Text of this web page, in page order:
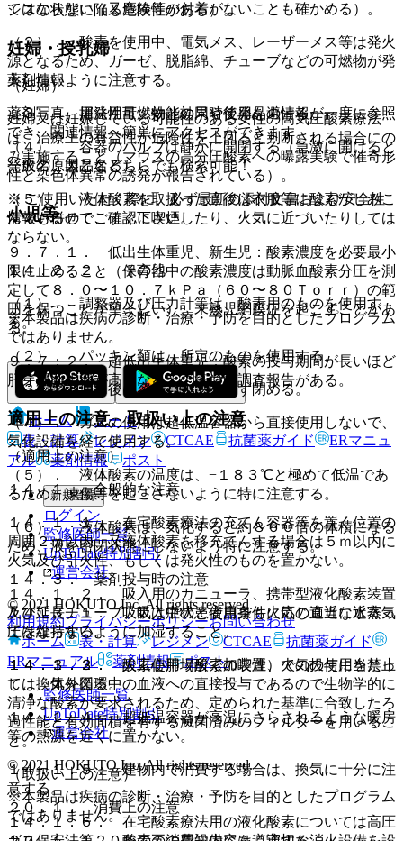
てはならない（又塵埃等の付着がないことも確かめる）。
（２）． 酸素を使用中、電気メス、レーザーメス等は発火
源となるため、ガーゼ、脱脂綿、チューブなどの可燃物が発
火しないように注意する。
（３）． 揮発性可燃物との同時使用を避ける。
（４）． 容器のバルブは静かに開閉する（急激に開けると
発火の原因となる）。
（５）． 液体酸素を取扱った直後は衣服等に酸素がしみこ
んでいるので、すぐに喫煙したり、火気に近づいたりしては
ならない。
１４．２．２． その他
（１）． 調整器及び圧力計等は、酸素用のものを使用す
る。
（２）． パッキン類は、所定のものを使用する。
（３）． 使用後は容器バルブを必ず閉める。
（４）． ガスの使用は超低温容器から直接使用しないで、
気化設備を経て使用する。
（５）． 液体酸素の温度は、−１８３℃と極めて低温であ
るため、凍傷等を起こさないように特に注意する。
（６）． 液体酸素は、気化すると約８６０倍の体積になる
ため、液を密閉状態にしないよう特に注意する。
１４．３． 薬剤投与時の注意
１４．３．１． 吸気は症状と使用条件に応じ適当な水蒸気
圧を維持するように加湿すること。
１４．３．２． 人工心肺（酸素加装置）での投与に当たっ
ては、体外循環中の血液への直接投与であるので生物学的に
清浄な酸素が要求されるため、定められた基準に合致したろ
過性能と有効面積を有する滅菌済みのフィルターを用いるこ
と。
（取扱い上の注意）
２０．１． 消費上の注意
シスの状態に陥る危険性がある）。
妊婦・授乳婦
（妊婦）
妊婦又は妊娠している可能性のある女性の高気圧酸素療法
は、治療上の有益性が危険性を上回ると判断される場合にの
み実施すること（マウスの高分圧酸素への曝露実験で催奇形
性と染色体異常の誘発が報告されている）。
小児等
９．７．１． 低出生体重児、新生児：酸素濃度を必要最小
限に止めること（保育器中の酸素濃度は動脈血酸素分圧を測
定して８．０〜１０．７ｋＰａ（６０〜８０Ｔｏｒｒ）の範
囲を保つことが望ましい）、未熟児網膜症を起こすことがあ
る。
９．７．２． 超低出生体重児：酸素の投与期間が長いほど
肝芽腫発生率が高くなるとの疫学的調査報告がある。
適用上の注意、取扱い上の注意
（適用上の注意）
１４．１． 全般的な注意
１４．１．１． 在宅酸素療法の充てん容器等を置く位置の
周囲２ｍ以内、又液体酸素を移充てんする場合は５ｍ以内に
火気及び引火性、もしくは発火性のものを置かない。
１４．１．２． 吸入用のカニューラ、携帯型液化酸素装置
及び延長チューブ、吸入中の患者自身も火気の直近に近寄っ
てはならない。
１４．１．３． 酸素使用場所での喫煙、火気の使用を禁止
し、換気を図る。
１４．１．４． 超低温容器が高温にさらされるような暖房
等の熱源を近くに置かない。
１４．１．５． 建物内で消費する場合は、換気に十分に注
意する。
１４．１．６． 在宅酸素療法用の液化酸素については高圧
薬剤情報
薬剤写真、用法用量、効能効果や後発品の情報が一度に参照
でき、関連情報へ簡単にアクセスができます。
一般名、製品名どちらでも検索可能！
※ ご使用いただく際に、必ず最新の添付文書および安全性
情報も併せてご確認下さい。
※本製品は疾病の診断・治療・予防を目的としたプログラム
ではありません。
ホーム
ノート
表・計算
レジメン CTCAE 抗菌薬ガイド
ERマニュ
アル
薬剤情報 ポスト
新規登録
ログイン
監修医師一覧
UpToDate特別割引
運営会社
© 2021 HOKUTO Inc. All rights reserved.
利用規約プライバシーポリシーお問い合わせ
ホーム
表・計算 レジメン CTCAE
抗菌薬ガイド
ERマニュアル
薬剤情報 ポスト
監修医師一覧
UpToDate特別割引
運営会社
© 2021 HOKUTO Inc. All rights reserved.
※本製品は疾病の診断・治療・予防を目的としたプログラム
ではありません。